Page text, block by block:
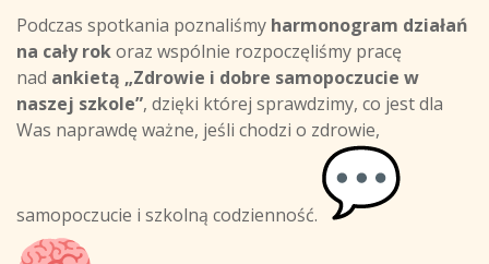
Podczas spotkania poznaliśmy harmonogram działań
na cały rokoraz wspólnie rozpoczęliśmy pracę
nad ankietą „Zdrowie i dobre samopoczucie w
naszej szkole”, dzięki której sprawdzimy, co jest dla
Was naprawdę ważne, jeśli chodzi o zdrowie,
samopoczucie i szkolną codzienność.